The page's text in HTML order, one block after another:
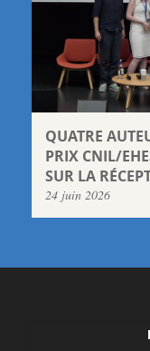
QUATRE
PRIX CNIL/
SUR LA
24 juin 2026